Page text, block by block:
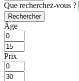
Que recherchez-vous ?
Rechercher
Âge
Prix